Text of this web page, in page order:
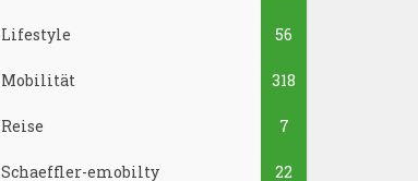
Lifestyle 56
Mobilität 318
Reise 7
Schaeffler-emobilty 22